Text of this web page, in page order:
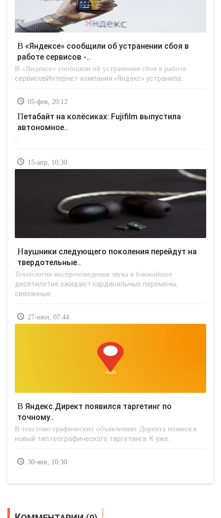
В «Яндексе» сообщили об устранении сбоя в
работе сервисов -..
В «Яндексе» сообщили об устранении сбоя в работе
сервисовИнтернет-компания «Яндекс» устранила..
05-фев, 20:12
Петабайт на колёсиках: Fujifilm выпустила
автономное..
..
15-апр, 10:30
Наушники следующего поколения перейдут на
твердотельные..
Технологии воспроизведения звука в ближайшее
десятилетие ожидают кардинальные перемены,
связанные..
27-июл, 07:44
В Яндекс.Директ появился таргетинг по
точному..
В текстово-графических объявлениях Директа появился
новый тип географического таргетинга. К уже..
30-янв, 10:30